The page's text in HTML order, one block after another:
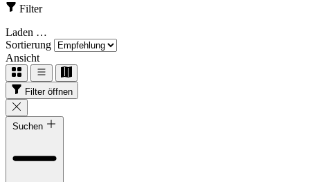
Filter
Laden …
Sortierung
Ansicht
Filter öffnen
Suchen